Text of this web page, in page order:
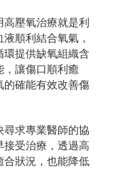
壓氧治療就是利
順利結合氧氣，
提供缺氧組織含
讓傷口順利癒
的確能有效改善傷
求專業醫師的協
受治療，透過高
合狀況，也能降低